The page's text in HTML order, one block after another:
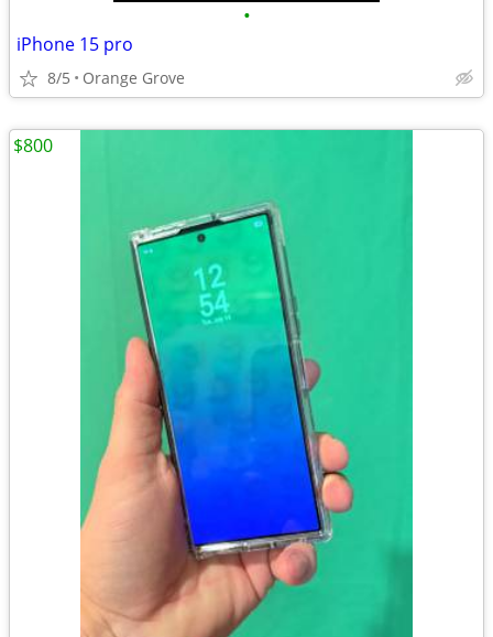
•
iPhone 15 pro
8/5 Orange Grove
$800